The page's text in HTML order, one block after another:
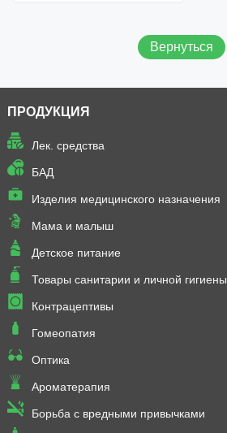
Вернуться
ПРОДУКЦИЯ
Лек. средства
БАД
Изделия медицинского назначения
Мама и малыш
Детское питание
Товары санитарии и личной гигиены
Контрацептивы
Гомеопатия
Оптика
Ароматерапия
Борьба с вредными привычками